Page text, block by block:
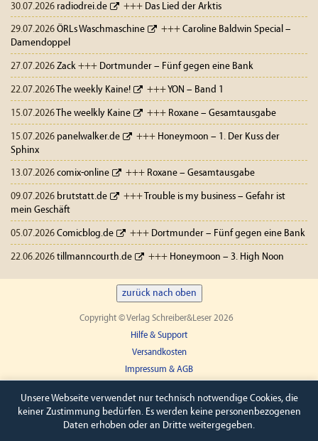
30.07.2026 radiodrei.de +++ Das Lied der Arktis
29.07.2026 ÖRLs Waschmaschine +++ Caroline Baldwin Special –
Damendoppel
27.07.2026 Zack +++ Dortmunder – Fünf gegen eine Bank
22.07.2026 The weekly Kaine! +++ YON – Band 1
15.07.2026 The weelkly Kaine +++ Roxane – Gesamtausgabe
15.07.2026 panelwalker.de +++ Honeymoon – 1. Der Kuss der
Sphinx
13.07.2026 comix-online +++ Roxane – Gesamtausgabe
09.07.2026 brutstatt.de +++ Trouble is my business – Gefahr ist
mein Geschäft
05.07.2026 Comicblog.de +++ Dortmunder – Fünf gegen eine Bank
22.06.2026 tillmanncourth.de +++ Honeymoon – 3. High Noon
zurück nach oben
Copyright © Verlag Schreiber&Leser 2026
Hilfe & Support
Versandkosten
Impressum & AGB
Unsere Webseite verwendet nur technisch notwendige Cookies, die
keiner Zustimmung bedürfen. Es werden keine personenbezogenen
Daten erhoben oder an Dritte weitergegeben.